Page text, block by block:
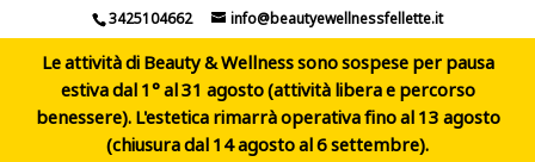
3425104662 info@beautyewellnessfellette.it
Le attività di Beauty & Wellness sono sospese per pausa
estiva dal 1° al 31 agosto (attività libera e percorso
benessere). L'estetica rimarrà operativa fino al 13 agosto
(chiusura dal 14 agosto al 6 settembre).